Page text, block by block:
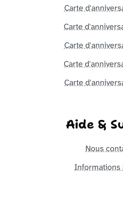
Carte
Carte
Carte
Carte
Carte
Aide &
Nous
Informations